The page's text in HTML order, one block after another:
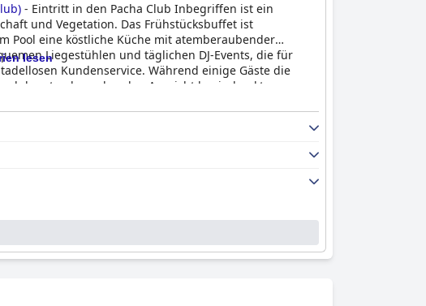
- Eintritt in den Pacha Club Inbegriffen ist ein
und Vegetation. Das Frühstücksbuffet ist
Pool eine köstliche Küche mit atemberaubender
Liegestühlen und täglichen DJ-Events, die für
Kundenservice. Während einige Gäste die
der atemberaubenden Aussicht beeindruckt.
lesen